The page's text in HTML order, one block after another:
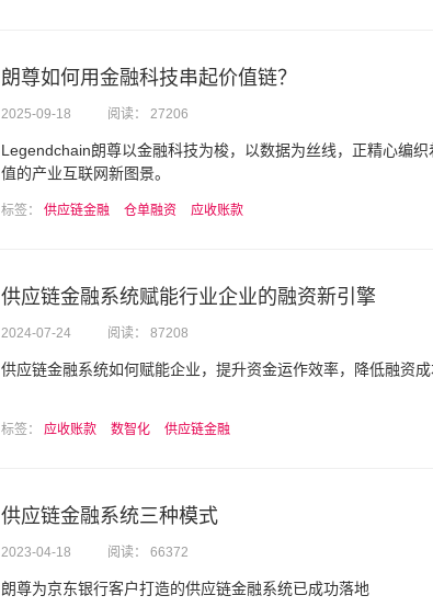
朗尊如何用金融科技串起价值链？
2025-09-18 阅读： 27206
Legendchain朗尊以金融科技为梭，以数据为丝线，正精心编
值的产业互联网新图景。
标签： 供应链金融 仓单融资 应收账款
供应链金融系统赋能行业企业的融资新引擎
2024-07-24 阅读： 87208
供应链金融系统如何赋能企业，提升资金运作效率，降低融资成
标签： 应收账款 数智化 供应链金融
供应链金融系统三种模式
2023-04-18 阅读： 66372
朗尊为京东银行客户打造的供应链金融系统已成功落地